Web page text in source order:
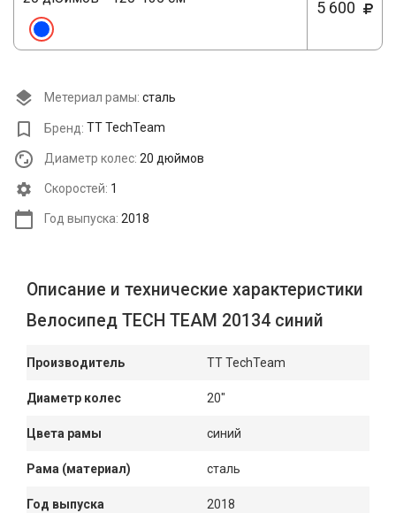
5 600
Метериал рамы: сталь
Бренд: TT TechTeam
Диаметр колес: 20 дюймов
Cкоростей: 1
Год выпуска: 2018
Описание и технические характеристики
Велосипед TECH TEAM 20134 синий
Производитель TT TechTeam
Диаметр колес 20"
Цвета рамы синий
Рама (материал) сталь
Год выпуска 2018